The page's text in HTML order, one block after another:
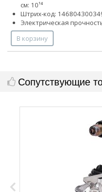
см: 10¹⁴
Штрих-код:
Электрическая
В корзину
Сопутствующие